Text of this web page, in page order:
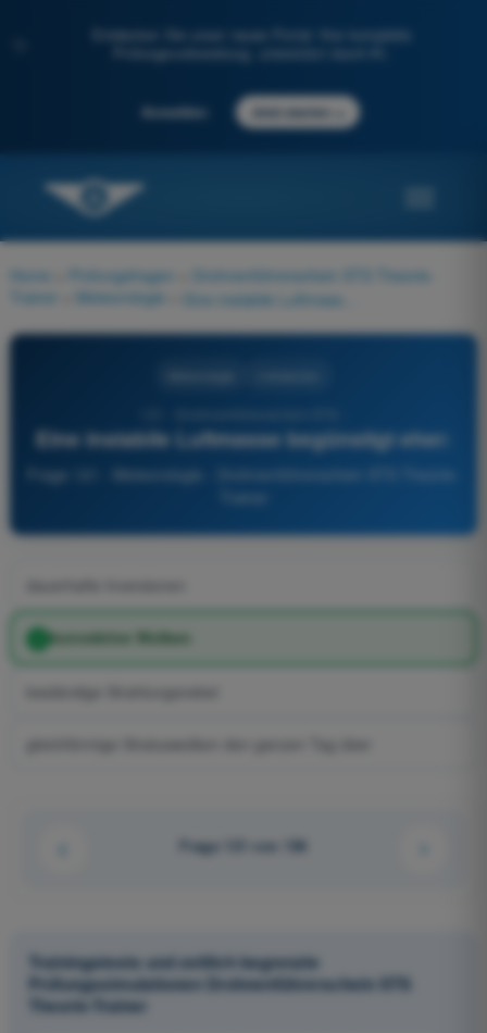
Entdecken Sie unser neues Portal: Ihre komplette
Prüfungsvorbereitung, unterstützt durch KI.
Anmelden Jetzt starten
Home Prüfungsfragen
Drohnenführerschein STS Theorie-
Trainer
Meteorologie
Eine instabile Luftmasse begünstigt eher:
Frage 121 - Meteorologie - Drohnenführerschein STS Theorie-
konvektive Wolken
Frage 121 von 136
Trainingstests und zeitlich begrenzte
Prüfungssimulationen Drohnenführerschein STS
Theorie-Trainer